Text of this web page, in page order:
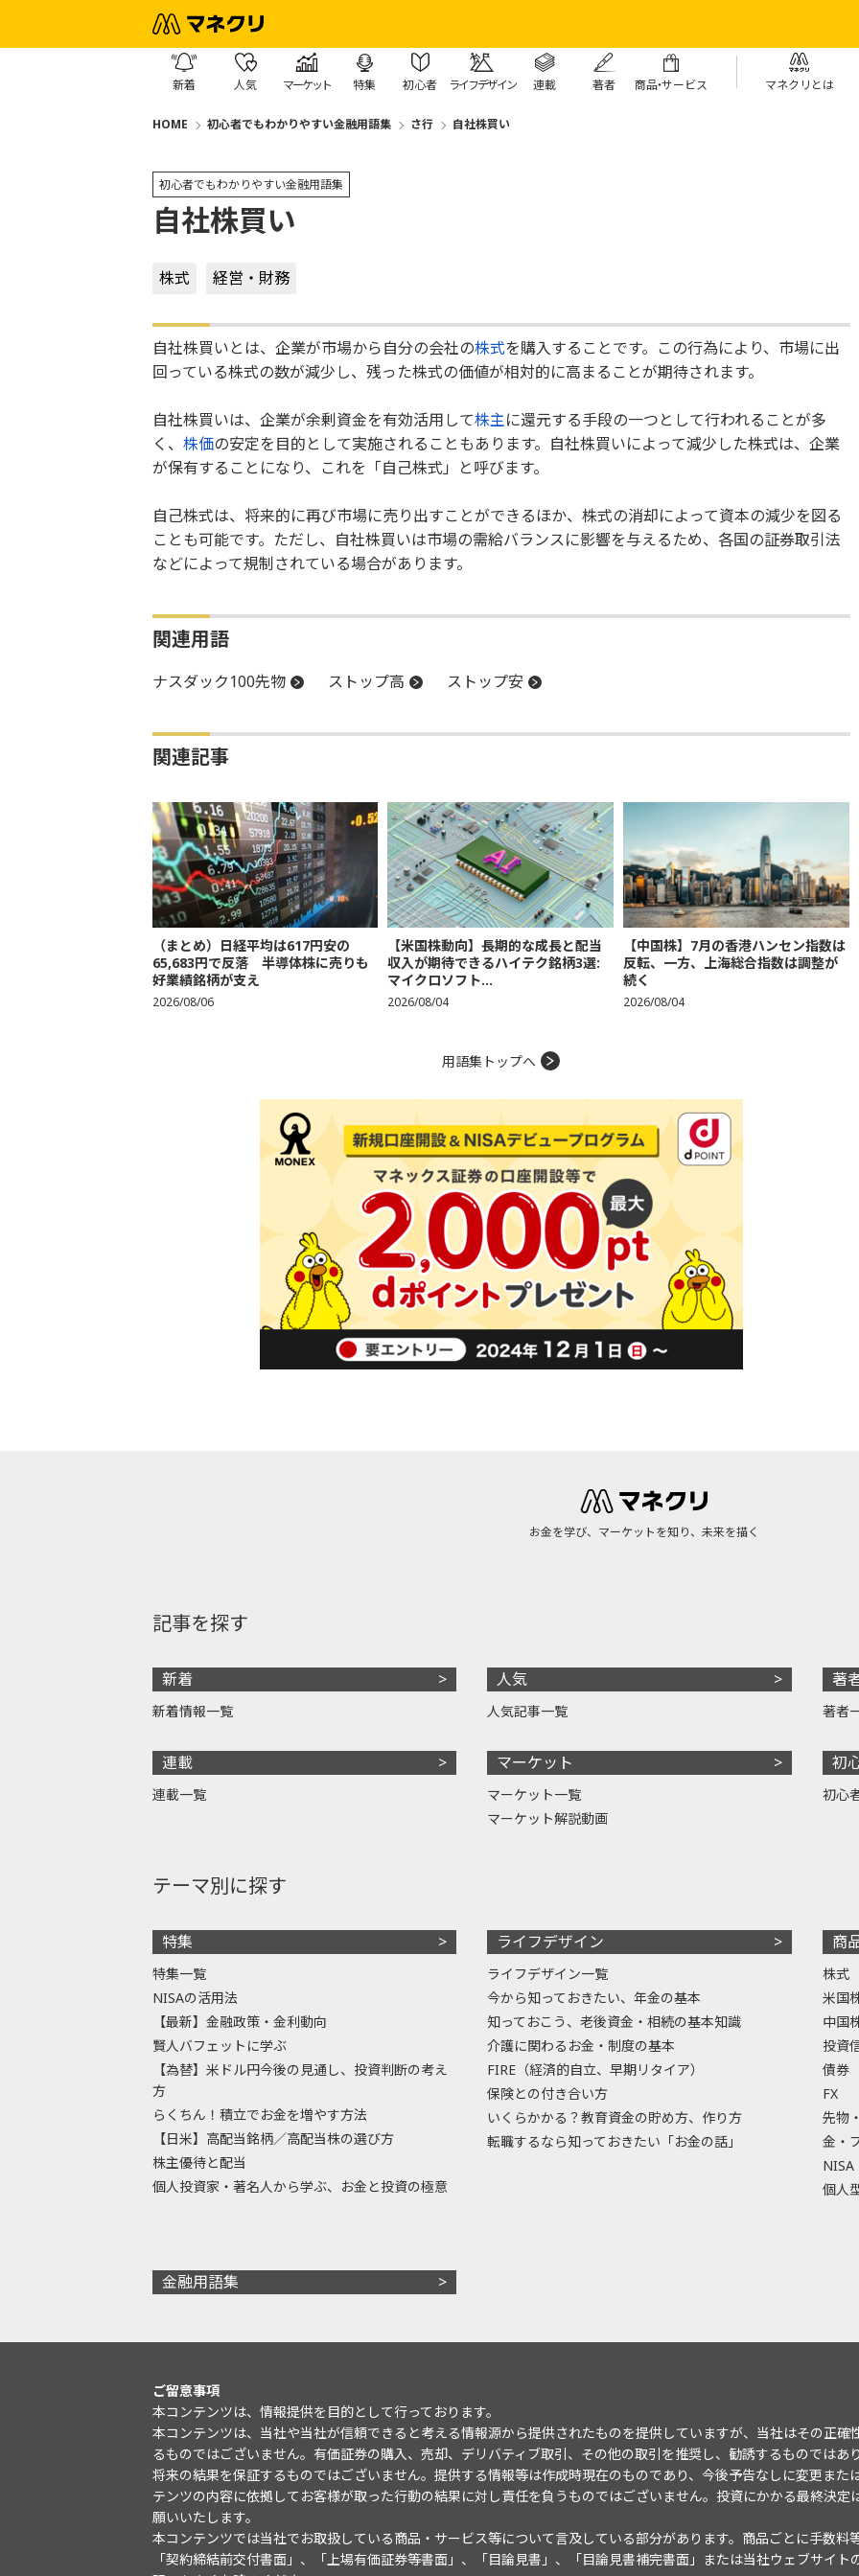
新着 人気 マーケット 特集 初心者 ライフデザイン 連載 著者 商品・サービス マネクリとは
HOME 初心者でもわかりやすい金融用語集 さ行 自社株買い
初心者でもわかりやすい金融用語集
自社株買い
株式 経営・財務
自社株買いとは、企業が市場から自分の会社の株式を購入することです。この行為により、市場に出
回っている株式の数が減少し、残った株式の価値が相対的に高まることが期待されます。
自社株買いは、企業が余剰資金を有効活用して株主に還元する手段の一つとして行われることが多
く、 株価の安定を目的として実施されることもあります。自社株買いによって減少した株式は、企業
が保有することになり、これを「自己株式」と呼びます。
自己株式は、将来的に再び市場に売り出すことができるほか、株式の消却によって資本の減少を図る
ことも可能です。ただし、自社株買いは市場の需給バランスに影響を与えるため、各国の証券取引法
などによって規制されている場合があります。
関連用語
ナスダック100先物 ストップ高 ストップ安
関連記事
（まとめ）日経平均は617円安の
65,683円で反落 半導体株に売りも
好業績銘柄が支え
2026/08/06
【米国株動向】長期的な成長と配当
収入が期待できるハイテク銘柄3選:
マイクロソフト...
2026/08/04
【中国株】7月の香港ハンセン指数は
反転、一方、上海総合指数は調整が
続く
2026/08/04
用語集トップへ
お金を学び、マーケットを知り、未来を描く
記事を探す
新着
新着情報一覧
連載
連載一覧
人気
人気記事一覧
マーケット
マーケット一覧
マーケット解説動画
著
著者
初
初心
テーマ別に探す
特集
特集一覧
NISAの活用法
【最新】金融政策・金利動向
賢人バフェットに学ぶ
【為替】米ドル円今後の見通し、投資判断の考え
方
らくちん！積立でお金を増やす方法
【日米】高配当銘柄／高配当株の選び方
株主優待と配当
個人投資家・著名人から学ぶ、お金と投資の極意
ライフデザイン
ライフデザイン一覧
今から知っておきたい、年金の基本
知っておこう、老後資金・相続の基本知識
介護に関わるお金・制度の基本
FIRE（経済的自立、早期リタイア）
保険との付き合い方
いくらかかる？教育資金の貯め方、作り方
転職するなら知っておきたい「お金の話」
商
株式
米国
中国
投資
債券
FX
先物
金・
NISA
個人
金融用語集
ご留意事項
本コンテンツは、情報提供を目的として行っております。
本コンテンツは、当社や当社が信頼できると考える情報源から提供されたものを提供していますが、当社はその正
るものではございません。有価証券の購入、売却、デリバティブ取引、その他の取引を推奨し、勧誘するものでは
将来の結果を保証するものではございません。提供する情報等は作成時現在のものであり、今後予告なしに変更また
テンツの内容に依拠してお客様が取った行動の結果に対し責任を負うものではございません。投資にかかる最終決
願いいたします。
本コンテンツでは当社でお取扱している商品・サービス等について言及している部分があります。商品ごとに手数料
「契約締結前交付書面」、「上場有価証券等書面」、「目論見書」、「目論見書補完書面」または当社ウェブサイト